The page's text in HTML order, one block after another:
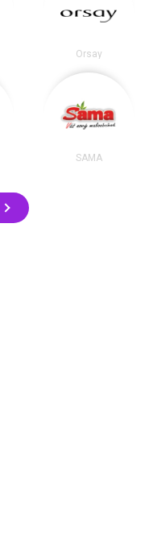
Orsay
SAMA